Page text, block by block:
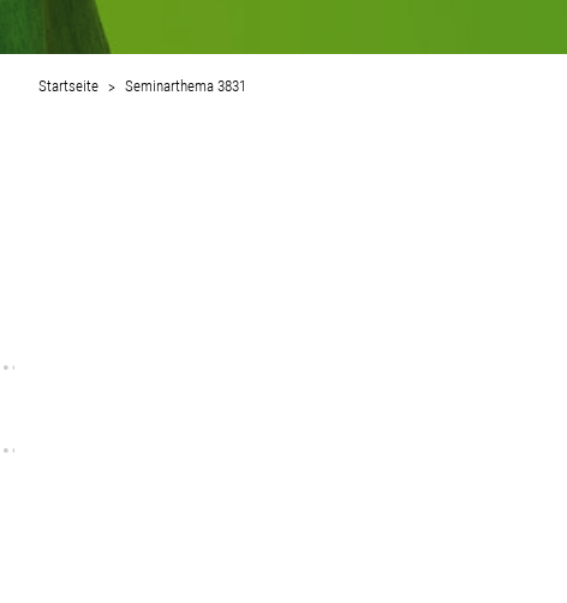
Startseite Seminarthema 3831